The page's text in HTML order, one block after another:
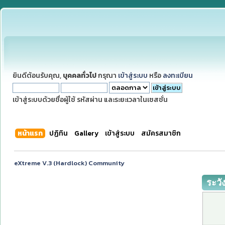
ยินดีต้อนรับคุณ, บุคคลทั่วไปกรุณา เข้าสู่ระบบ หรือ ลงทะเบียน
เข้าสู่ระบบด้วยชื่อผู้ใช้ รหัสผ่าน และระยะเวลาในเซสชั่น
หน้าแรก ปฏิทิน Gallery เข้าสู่ระบบ สมัครสมาชิก
eXtreme V.3 (Hardlock) Community
ระวั